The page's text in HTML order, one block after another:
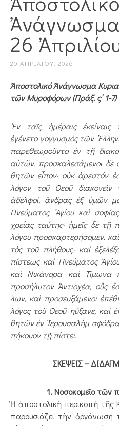
26
20 ΑΠΡΙΛΊΟΥ, 2026
Ἀποστολικό Ἀνάγνωσμα
τῶν Μυροφόρων (Πράξ. ς΄ 1-7)
‘Eν ταῖς ἡμέραις
ἐγένετο γογγυσμὸς τῶν
παρεθεωροῦντο ἐν τῇ
αὐτῶν. προσκαλεσάμενοι
θητῶν εἶπον· οὐκ ἀρεστόν
λόγον τοῦ Θεοῦ διακονεῖν
ἀδελφοί, ἄν­δρας ἐξ ὑμῶν
Πνεύματος ῾Αγίου καὶ
χρείας ταύτης· ἡμεῖς δὲ τῇ
λόγου προσκαρτερήσομεν.
τὸς τοῦ πλήθους· καὶ
πίστεως καὶ Πνεύματος
καὶ Νικάνορα καὶ Τί­μω­να
προσήλυτον Ἀντιοχέα, οὓς
λων, καὶ προσευξάμενοι
λόγος τοῦ Θεοῦ ηὔξανε, καὶ
θητῶν ἐν ῾Ιερουσαλὴμ
πήκουον τῇ πίστει.
ΣΚΕΨΕΙΣ –
1. Νοσοκομεῖο τῶν
Ἡ ἀποστολικὴ περικοπὴ
παρουσιάζει τὴν